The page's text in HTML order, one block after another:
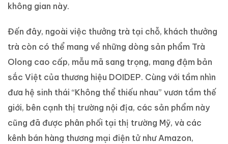
không gian này.
Đến đây, ngoài việc thưởng trà tại chỗ, khách thưởng
trà còn có thể mang về những dòng sản phẩm Trà
Olong cao cấp, mẫu mã sang trọng, mang đậm bản
sắc Việt của thương hiệu DOIDEP. Cùng với tầm nhìn
đưa hệ sinh thái “Không thể thiếu nhau” vươn tầm thế
giới, bên cạnh thị trường nội địa, các sản phẩm này
cũng đã được phân phối tại thị trường Mỹ, và các
kênh bán hàng thương mại điện tử như Amazon,